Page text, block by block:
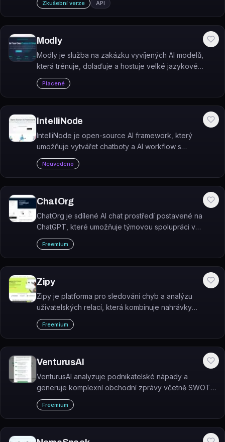
pro vytváření značkových webových stránek.
Zkušební verze API
Modly
Modly je služba na zakázku vyvíjených AI modelů,
která trénuje, dolaďuje a hostuje velké jazykové
modely na datech klienta.
Placené
IntelliNode
IntelliNode je open-source AI framework, který
umožňuje vytvářet chatboty a AI workflow s
jednotným přístupem k různým velkým jazykovým
modelům.
Neuvedeno
ChatOrg
ChatOrg je sdílené AI chat prostředí postavené na
ChatGPT, které umožňuje týmovou spolupráci v
reálném čase – podobně jako Google Docs, ale pro
konverzace s AI.
Freemium
Zipy
Zipy je platforma pro sledování chyb a analýzu
uživatelských relací, která kombinuje nahrávky
session, monitoring chyb a produktovou analytiku.
Freemium
VenturusAI
VenturusAI analyzuje podnikatelské nápady a
generuje komplexní obchodní zprávy včetně SWOT,
PESTEL a Porterovy analýzy pěti sil.
Freemium